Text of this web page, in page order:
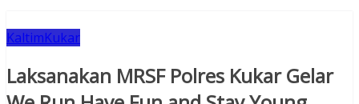
KaltimKukar
Laksanakan MRSF Polres Kukar Gelar